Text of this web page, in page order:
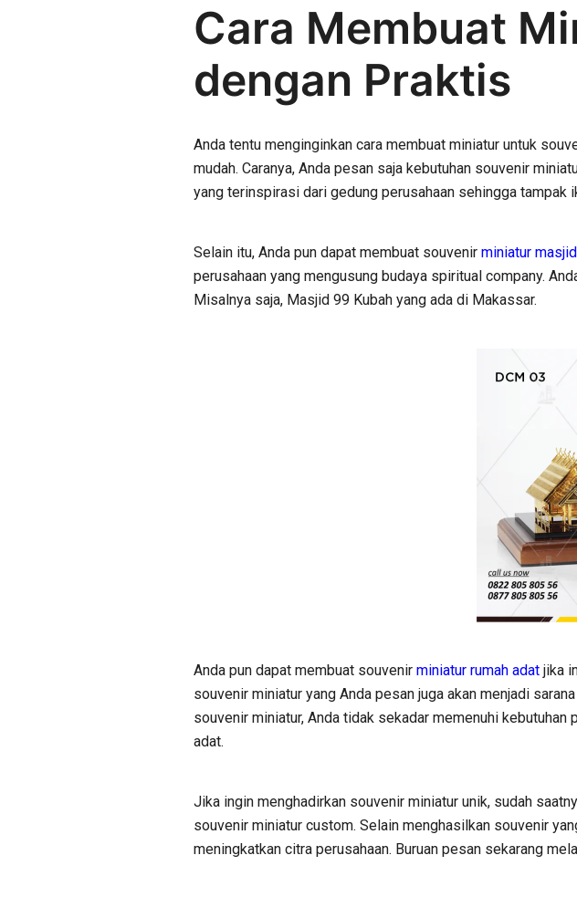
Cara Membuat
dengan Praktis
Anda tentu menginginkan cara membuat miniatur untuk
mudah. Caranya, Anda pesan saja kebutuhan souvenir
yang terinspirasi dari gedung perusahaan sehingga tampak
Selain itu, Anda pun dapat membuat souvenir miniatur masjid
perusahaan yang mengusung budaya spiritual company.
Misalnya saja, Masjid 99 Kubah yang ada di Makassar.
Anda pun dapat membuat souvenir miniatur rumah adatjika
souvenir miniatur yang Anda pesan juga akan menjadi
souvenir miniatur, Anda tidak sekadar memenuhi
adat.
Jika ingin menghadirkan souvenir miniatur unik, sudah
souvenir miniatur custom. Selain menghasilkan souvenir
meningkatkan citra perusahaan. Buruan pesan sekarang